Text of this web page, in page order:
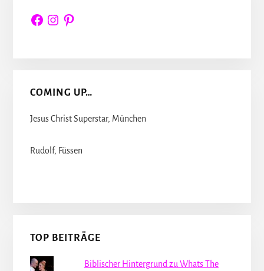
FacebookInstagram
Pinterest
COMING UP…
Jesus Christ Superstar, München
Rudolf, Füssen
TOP BEITRÄGE
Biblischer Hintergrund zu Whats The